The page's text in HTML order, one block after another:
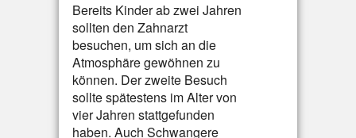
Bereits Kinder ab zwei Jahren
sollten den Zahnarzt
besuchen, um sich an die
Atmosphäre gewöhnen zu
können. Der zweite Besuch
sollte spätestens im Alter von
vier Jahren stattgefunden
haben. Auch Schwangere